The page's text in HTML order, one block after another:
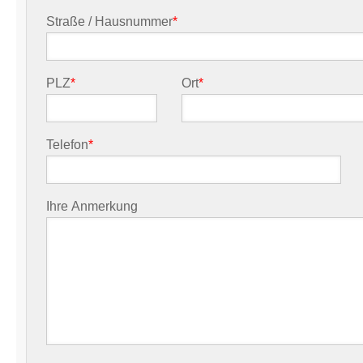
Straße / Hausnummer*
PLZ* Ort*
Telefon*
Ihre Anmerkung